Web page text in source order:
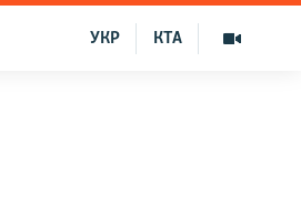
КТА
УКР